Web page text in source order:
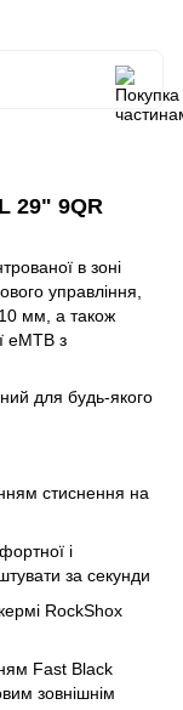
29" 9QR
в зоні
управління,
мм, а також
eMTB з
для будь-якого
стиснення на
і
за секунди
RockShox
Fast Black
зовнішнім